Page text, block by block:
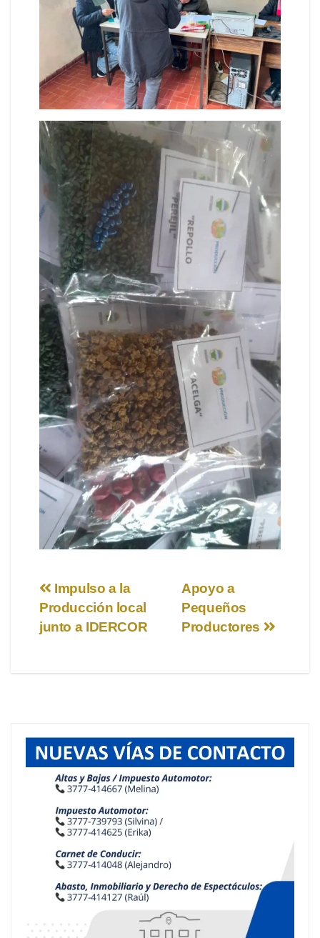
Navegación
de
Apoyo a
Pequeños
Productores
Impulso a la
Producción local
junto a IDERCOR